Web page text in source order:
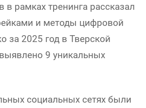
рамках тренинга рассказал
и методы цифровой
за 2025 год в Тверской
9 уникальных
социальных сетях были